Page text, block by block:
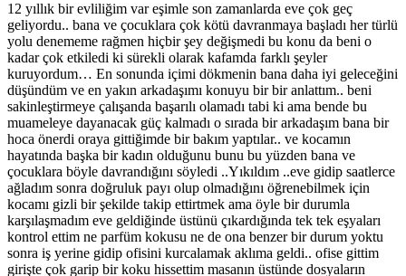
12 yıllık bir evliliğim var eşimle son zamanlarda eve çok geç
geliyordu.. bana ve çocuklara çok kötü davranmaya başladı her türlü
yolu denememe rağmen hiçbir şey değişmedi bu konu da beni o
kadar çok etkiledi ki sürekli olarak kafamda farklı şeyler
kuruyordum… En sonunda içimi dökmenin bana daha iyi geleceğini
düşündüm ve en yakın arkadaşımı konuyu bir bir anlattım.. beni
sakinleştirmeye çalışanda başarılı olamadı tabi ki ama bende bu
muameleye dayanacak güç kalmadı o sırada bir arkadaşım bana bir
hoca önerdi oraya gittiğimde bir bakım yaptılar.. ve kocamın
hayatında başka bir kadın olduğunu bunu bu yüzden bana ve
çocuklara böyle davrandığını söyledi ..Yıkıldım ..eve gidip saatlerce
ağladım sonra doğruluk payı olup olmadığını öğrenebilmek için
kocamı gizli bir şekilde takip ettirtmek ama öyle bir durumla
karşılaşmadım eve geldiğinde üstünü çıkardığında tek tek eşyaları
kontrol ettim ne parfüm kokusu ne de ona benzer bir durum yoktu
sonra iş yerine gidip ofisini kurcalamak aklıma geldi.. ofise gittim
girişte çok garip bir koku hissettim masanın üstünde dosyaların